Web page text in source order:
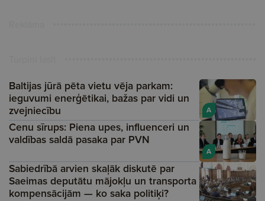
A
Baltijas jūrā pēta vietu vēja parkam:
ieguvumi enerģētikai, bažas par vidi un
zvejniecību
A
Cenu sīrups: Piena upes, influenceri un
valdības saldā pasaka par PVN
Sabiedrībā arvien skaļāk diskutē par
Saeimas deputātu mājokļu un transporta
kompensācijām — ko saka politiķi?